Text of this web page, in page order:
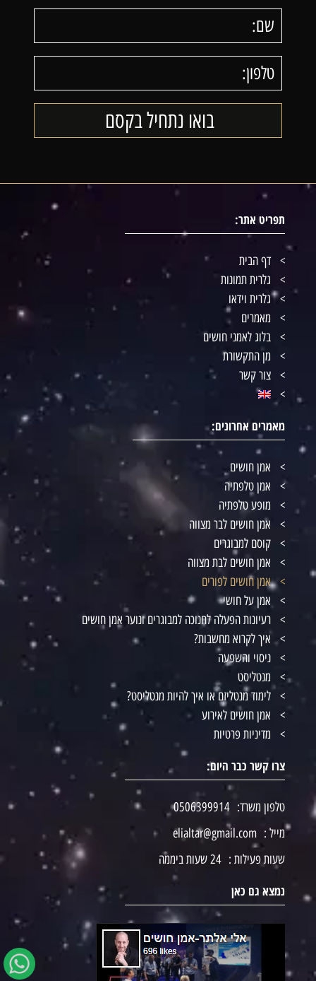
תפריט אתר:
דף הבית
גלרית תמונות
גלרית וידאו
מאמרים
בלוג לאמני חושים
מן התקשורת
צור קשר
מאמרים אחרונים:
אמן חושים
אמן טלפתיה
מופע טלפתיה
אמן חושים לבר מצווה
קוסם למבוגרים
אמן חושים לבת מצווה
אמן חושים לפורים
אמן על חושי
רעיונות הפעלה לחנוכה למבוגרים ונוער אמן חושים
איך לקרוא מחשבות?
ניסוי והשפעה
מנטליסט
לימוד מנטליזם או איך להיות מנטליסט?
אמן חושים לאירוע
מדיניות פרטיות
צרו קשר כבר היום:
טלפון משרד: 0506399914
מייל : elialtar@gmail.com
שעות פעילות : 24 שעות ביממה
נמצא גם כאן